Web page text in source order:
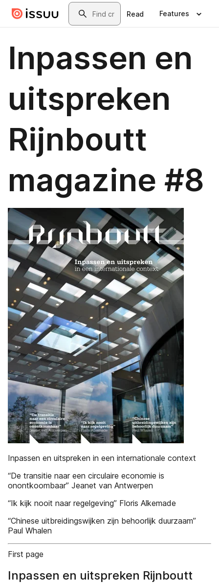
Skip to main contentSearch
Read Features
Inpassen en
uitspreken
Rijnboutt
magazine #8
Inpassen en uitspreken in een internationale context
“De transitie naar een circulaire economie is
onontkoombaar” Jeanet van Antwerpen
“Ik kijk nooit naar regelgeving” Floris Alkemade
“Chinese uitbreidingswijken zijn behoorlijk duurzaam”
Paul Whalen
First page
Inpassen en uitspreken Rijnboutt